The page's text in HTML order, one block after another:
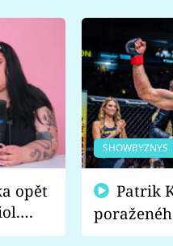
opět
a
SHOWBYZNYS
fanoušci